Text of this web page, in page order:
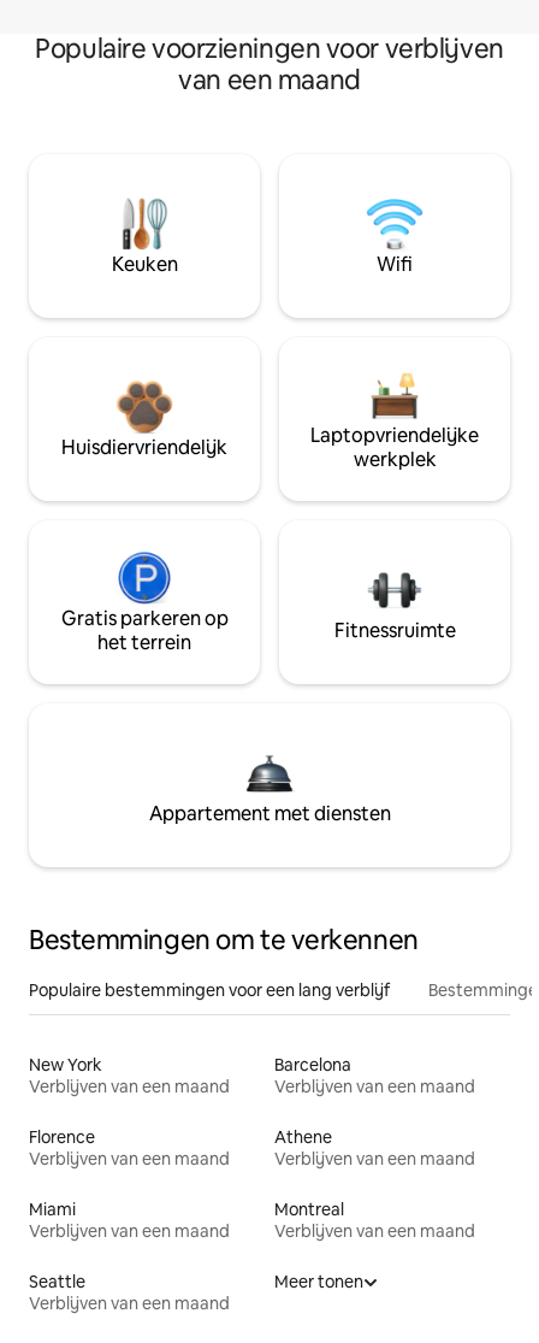
Populaire voorzieningen voor verblijven
van een maand
Keuken Wifi
Huisdiervriendelijk
Laptopvriendelijke
werkplek
Gratis parkeren op
het terrein
Fitnessruimte
Appartement met diensten
Bestemmingen om te verkennen
Populaire bestemmingen voor een lang verblijf
New York
Verblijven van een maand
Barcelona
Verblijven van een maand
Florence
Verblijven van een maand
Athene
Verblijven van een maand
Miami
Verblijven van een maand
Montreal
Verblijven van een maand
Seattle
Verblijven van een maand
Meer tonen